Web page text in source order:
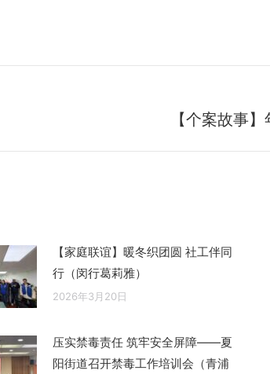
【个案故事
【家庭联谊】暖冬织团圆 社工伴同
行（闵行葛莉雅）
2026年3月20日
压实禁毒责任 筑牢安全屏障——夏
阳街道召开禁毒工作培训会（青浦